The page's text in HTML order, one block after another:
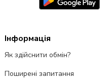
Інформація
Як здійснити обмін?
Поширені запитання